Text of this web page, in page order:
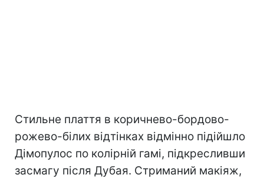
Стильне плаття в коричнево-бордово-
рожево-білих відтінках відмінно підійшло
Дімопулос по колірній гамі, підкресливши
засмагу після Дубая. Стриманий макіяж,